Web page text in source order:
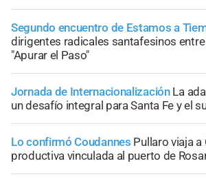
Segundo encuentro de Estamos a
dirigentes radicales santafesinos
"Apurar el Paso"
Jornada de Internacionalización La
un desafío integral para Santa Fe y el
Lo confirmó Coudannes Pullaro viaja a
productiva vinculada al puerto de